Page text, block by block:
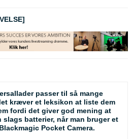
passer til så mange
kræver et leksikon at liste dem
fordi det giver god mening at
slags batterier, når man bruger et
Pocket Camera.